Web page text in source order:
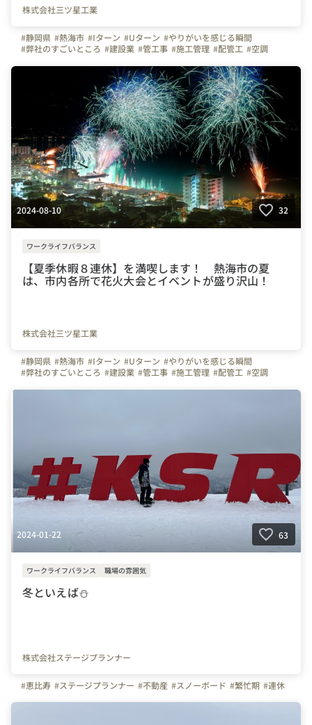
株式会社三ツ星工業
#静岡県 #熱海市 #Iターン #Uターン #やりがいを感じる瞬間
#弊社のすごいところ #建設業 #管工事 #施工管理 #配管工 #空調
#お金のハナシ #年末年始 #賞与 #会社の推しポイント
#休日 #設備
2024-08-10 32
ワークライフバランス
【夏季休暇８連休】を満喫します！ 熱海市の夏
は、市内各所で花火大会とイベントが盛り沢山！
株式会社三ツ星工業
#静岡県 #熱海市 #Iターン #Uターン #やりがいを感じる瞬間
#弊社のすごいところ #建設業 #管工事 #施工管理 #配管工 #空調
2024-01-22 63
ワークライフバランス 職場の雰囲気
冬といえば⛄️
株式会社ステージプランナー
#恵比寿 #ステージプランナー #不動産 #スノーボード #繁忙期 #連休